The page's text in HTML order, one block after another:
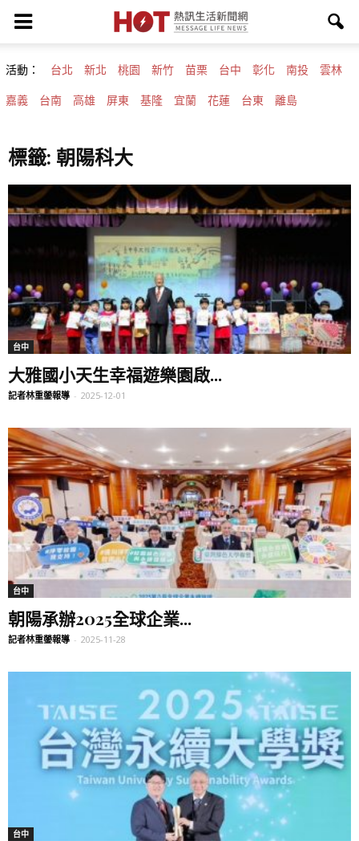
活動： 台北 新北 桃園 新竹 苗栗 台中 彰化 南投 雲林
嘉義 台南 高雄 屏東 基隆 宜蘭 花蓮 台東 離島
標籤: 朝陽科大
台中
大雅國小天生幸福遊樂園啟...
記者林重鎣報導 - 2025-12-01
台中
朝陽承辦2025全球企業...
記者林重鎣報導 - 2025-11-28
台中